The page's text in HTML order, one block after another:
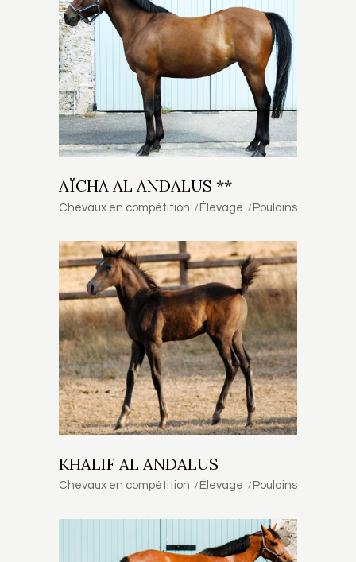
AÏCHA AL ANDALUS **
Chevaux en compétition Élevage Poulains
KHALIF AL ANDALUS
Chevaux en compétition Élevage Poulains